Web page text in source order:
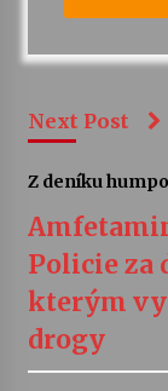
Next Post
Z deníku
Policie za
kterým
drogy